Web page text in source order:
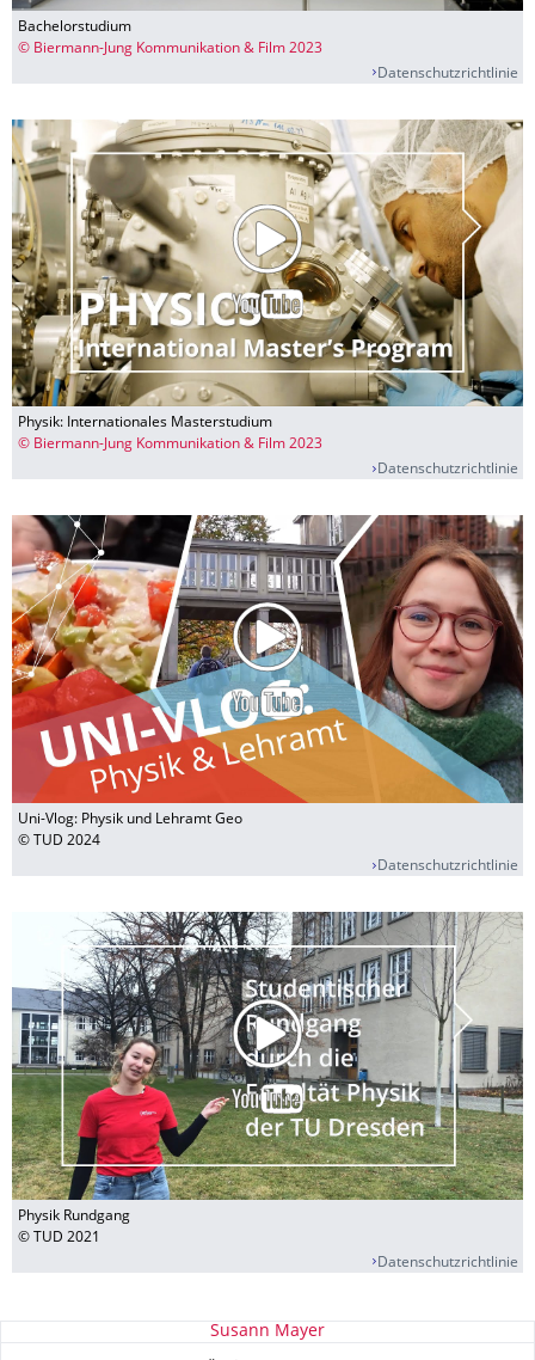
Bachelorstudium
© Biermann-Jung Kommunikation & Film 2023
Datenschutzrichtlinie
Physik: Internationales Masterstudium
© Biermann-Jung Kommunikation & Film 2023
Datenschutzrichtlinie
Uni-Vlog: Physik und Lehramt Geo
© TUD 2024
Datenschutzrichtlinie
Physik Rundgang
© TUD 2021
Datenschutzrichtlinie
Zu dieser Seite Susann Mayer